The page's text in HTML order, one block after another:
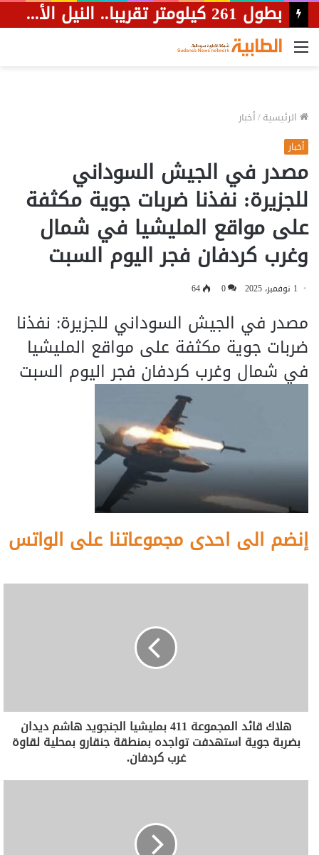
بطول 261 كيلومتر تقريبا.. النيل الأبيض تعلن بدء صيانة طريق “ربك ـ جبل أولياء”.
القائمة
الرئيسية/أخبار
أخبار
مصدر في الجيش السوداني
للجزيرة: نفذنا ضربات جوية مكثفة
على مواقع المليشيا في شمال
وغرب كردفان فجر اليوم السبت
1 نوفمبر، 2025 0
64
مصدر في الجيش السوداني للجزيرة: نفذنا
ضربات جوية مكثفة على مواقع المليشيا
في شمال وغرب كردفان فجر اليوم السبت
إنضم الى احدى مجموعاتنا على الواتس
هلاك قائد المجموعة 411 بمليشيا الجنجويد هاشم ديدان
بضربة جوية استهدفت تواجده بمنطقة جنقارو بمحلية لقاوة
غرب كردفان.